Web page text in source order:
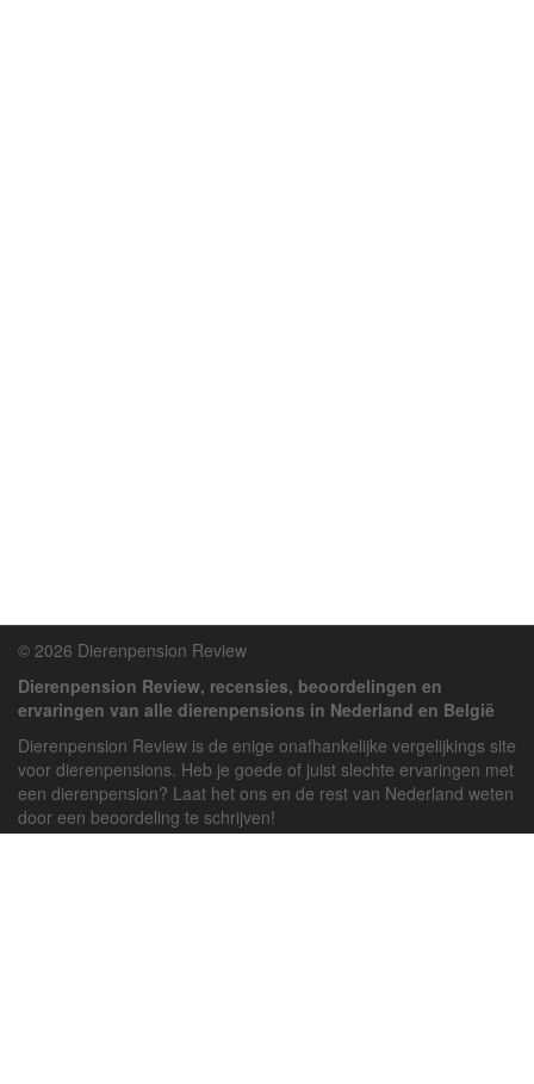
© 2026 Dierenpension Review
Dierenpension Review, recensies, beoordelingen en
ervaringen van alle dierenpensions in Nederland en België
Dierenpension Review is de enige onafhankelijke vergelijkings site
voor dierenpensions. Heb je goede of juist slechte ervaringen met
een dierenpension? Laat het ons en de rest van Nederland weten
door een beoordeling te schrijven!